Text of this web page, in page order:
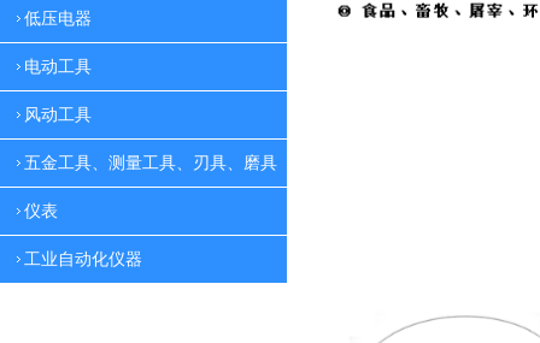
低压电器
电动工具
风动工具
五金工具、测量工具、刃具、磨具
仪表
工业自动化仪器